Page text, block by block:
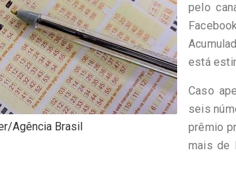
Agência Brasil
pelo
está
Caso
seis
prêmio
mais de